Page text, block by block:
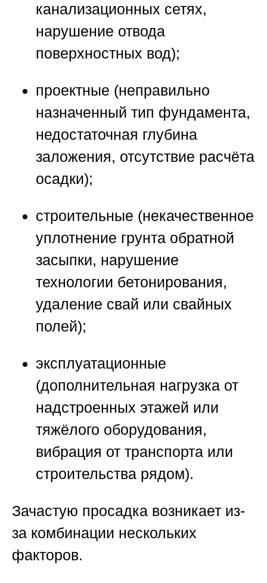
канализационных сетях,
нарушение отвода
поверхностных вод);
проектные (неправильно
назначенный тип фундамента,
недостаточная глубина
заложения, отсутствие расчёта
осадки);
строительные (некачественное
уплотнение грунта обратной
засыпки, нарушение
технологии бетонирования,
удаление свай или свайных
полей);
эксплуатационные
(дополнительная нагрузка от
надстроенных этажей или
тяжёлого оборудования,
вибрация от транспорта или
строительства рядом).
Зачастую просадка возникает из-
за комбинации нескольких
факторов.